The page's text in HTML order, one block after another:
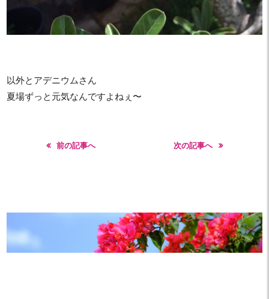
以外とアデニウムさん
夏場ずっと元気なんですよねぇ〜
前の記事へ 次の記事へ